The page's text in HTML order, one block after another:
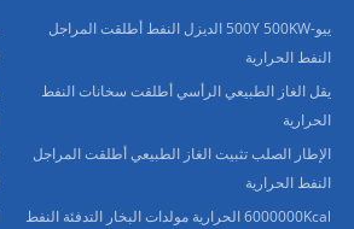
ييو-500Y 500KW الديزل النفط أطلقت المراجل
النفط الحرارية
يقل الغاز الطبيعي الرأسي أطلقت سخانات النفط
الحرارية
الإطار الصلب تثبيت الغاز الطبيعي أطلقت المراجل
النفط الحرارية
6000000Kcal الحرارية مولدات البخار التدفئة النفط